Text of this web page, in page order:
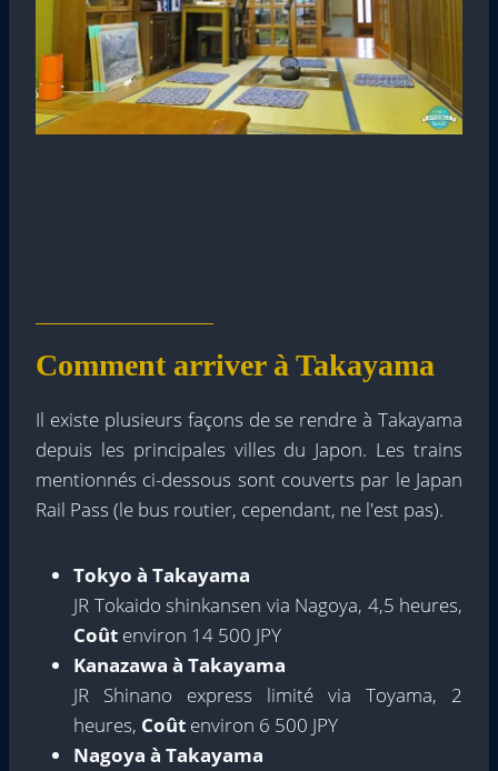
Comment arriver à Takayama
Il existe plusieurs façons de se rendre à Takayama
depuis les principales villes du Japon. Les trains
mentionnés ci-dessous sont couverts par le Japan
Rail Pass (le bus routier, cependant, ne l'est pas).
Tokyo à Takayama
JR Tokaido shinkansen via Nagoya, 4,5 heures,
Coût environ 14 500 JPY
Kanazawa à Takayama
JR Shinano express limité via Toyama, 2
heures, Coût environ 6 500 JPY
Nagoya à Takayama